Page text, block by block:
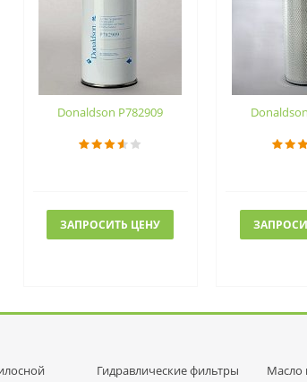
Donaldson P782909
ЗАПРОСИТЬ ЦЕНУ
Гидравлические фильтры